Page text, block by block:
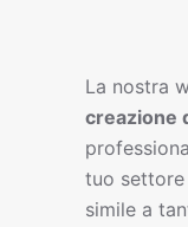
La nostra
creazione
tuo
simile a